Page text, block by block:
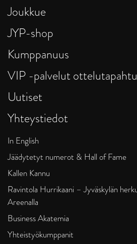
Joukkue
JYP-shop
Kumppanuus
VIP -palvelut
Uutiset
Yhteystiedot
In English
Jäädytetyt numerot & Hall of Fame
Kallen Kannu
Ravintola Hurrikaani – Jyväskylän
Areenalla
Business Akatemia
Yhteistyökumppanit